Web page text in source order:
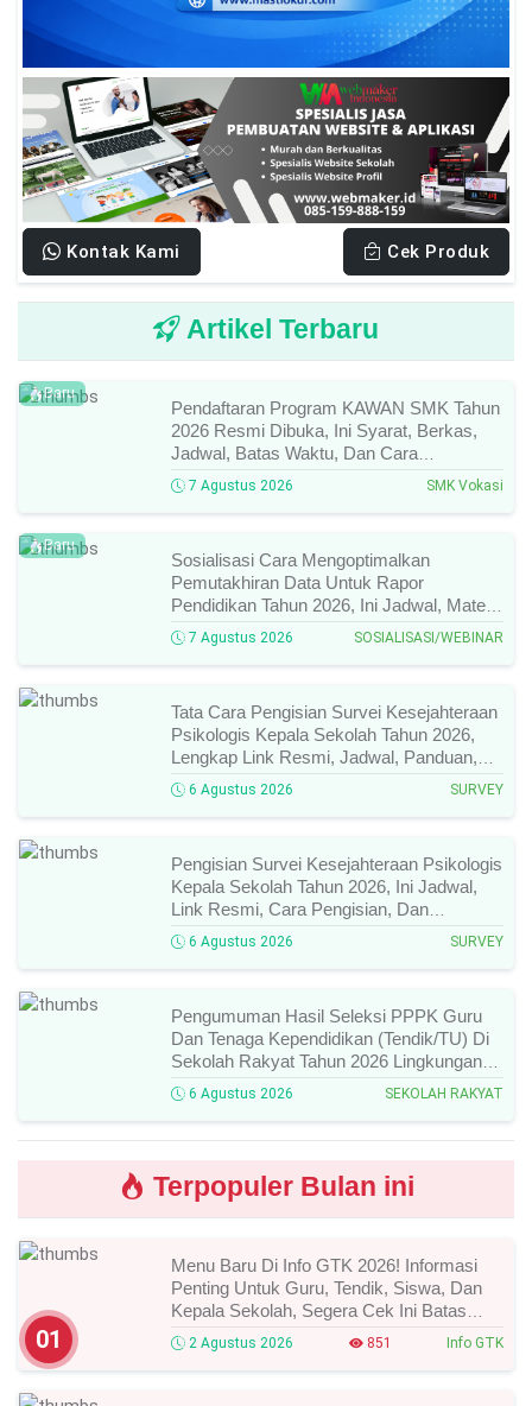
Kontak Kami Cek Produk
Artikel Terbaru
Baru
Pendaftaran Program KAWAN SMK Tahun
2026 Resmi Dibuka, Ini Syarat, Berkas,
Jadwal, Batas Waktu, Dan Cara
Pendaftarannya!
7 Agustus 2026 SMK Vokasi
Baru
Sosialisasi Cara Mengoptimalkan
Pemutakhiran Data Untuk Rapor
Pendidikan Tahun 2026, Ini Jadwal, Materi,
Narasumber, Dan Link Mengikutinya!
7 Agustus 2026 SOSIALISASI/WEBINAR
Tata Cara Pengisian Survei Kesejahteraan
Psikologis Kepala Sekolah Tahun 2026,
Lengkap Link Resmi, Jadwal, Panduan,
Dan Hal Yang Wajib Diperhatikan!
6 Agustus 2026 SURVEY
Pengisian Survei Kesejahteraan Psikologis
Kepala Sekolah Tahun 2026, Ini Jadwal,
Link Resmi, Cara Pengisian, Dan
Ketentuan Lengkapnya!
6 Agustus 2026 SURVEY
Pengumuman Hasil Seleksi PPPK Guru
Dan Tenaga Kependidikan (Tendik/TU) Di
Sekolah Rakyat Tahun 2026 Lingkungan
Kementerian Sosial RI, Ini Daftar Nama
Peserta Yang Lolos!
6 Agustus 2026 SEKOLAH RAKYAT
Terpopuler Bulan ini
01
Menu Baru Di Info GTK 2026! Informasi
Penting Untuk Guru, Tendik, Siswa, Dan
Kepala Sekolah, Segera Cek Ini Batas
Waktunya!
2 Agustus 2026 851 Info GTK